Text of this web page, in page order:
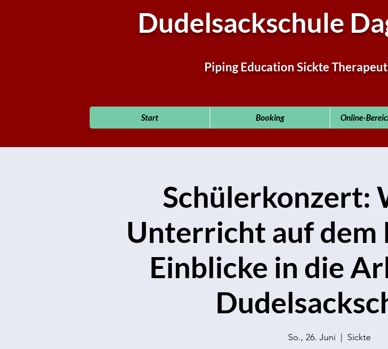
Dudelsackschule
Piping Education Sickte
Start Booking Online-
Schülerkonzert:
Unterricht auf dem
Einblicke in die
So., 26. Juni Sickte